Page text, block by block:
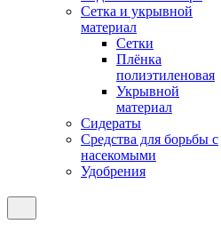
Сетка и укрывной
материал
Сетки
Плёнка
полиэтиленовая
Укрывной
материал
Сидераты
Средства для борьбы с
насекомыми
Удобрения